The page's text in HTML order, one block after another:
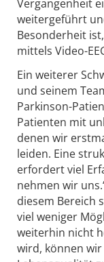
Vergangenheit
weitergeführt
Besonderheit
mittels Video-
Ein weiterer
und seinem
Parkinson-
Patienten mit
denen wir
leiden. Eine
erfordert viel
nehmen wir
diesem Bereich
viel weniger
weiterhin nicht
wird, können